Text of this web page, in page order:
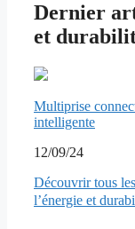
Dernier
et
Multiprise
intelligente
12/09/24
Découvrir tous
l’énergie et